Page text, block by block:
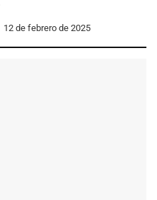
12 de febrero de 2025